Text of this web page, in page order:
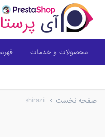
محصولات و خدمات
صفحه نخست shirazii